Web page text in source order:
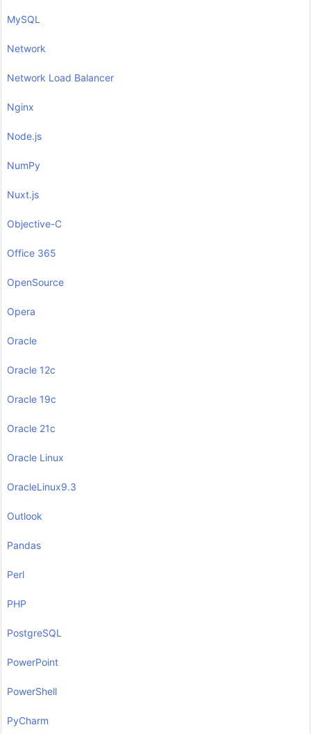
MySQL
Network
Network Load Balancer
Nginx
Node.js
NumPy
Nuxt.js
Objective-C
Office 365
OpenSource
Opera
Oracle
Oracle 12c
Oracle 19c
Oracle 21c
Oracle Linux
OracleLinux9.3
Outlook
Pandas
Perl
PHP
PostgreSQL
PowerPoint
PowerShell
PyCharm